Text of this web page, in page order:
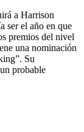
a Harrison
ser el año en que
premios del nivel
una nominación
Su
probable